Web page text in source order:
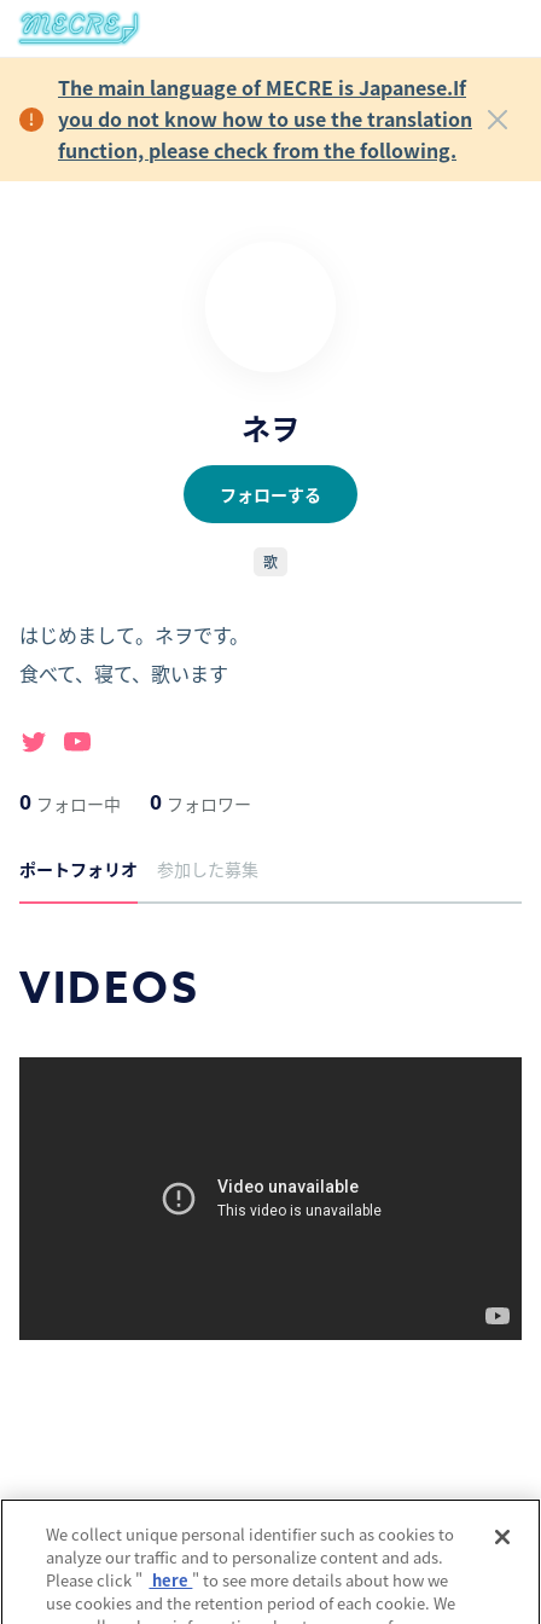
The main language of MECRE is Japanese.If
you do not know how to use the translation
function, please check from the following.
ネヲ
フォローする
歌
はじめまして。ネヲです。
食べて、寝て、歌います
0 フォロー中 0 フォロワー
ポートフォリオ 参加した募集
VIDEOS
プライバシーポリシー
利用規約
We collect unique personal identifier such as cookies to
analyze our traffic and to personalize content and ads.
Please click " here " to see more details about how we
use cookies and the retention period of each cookie. We